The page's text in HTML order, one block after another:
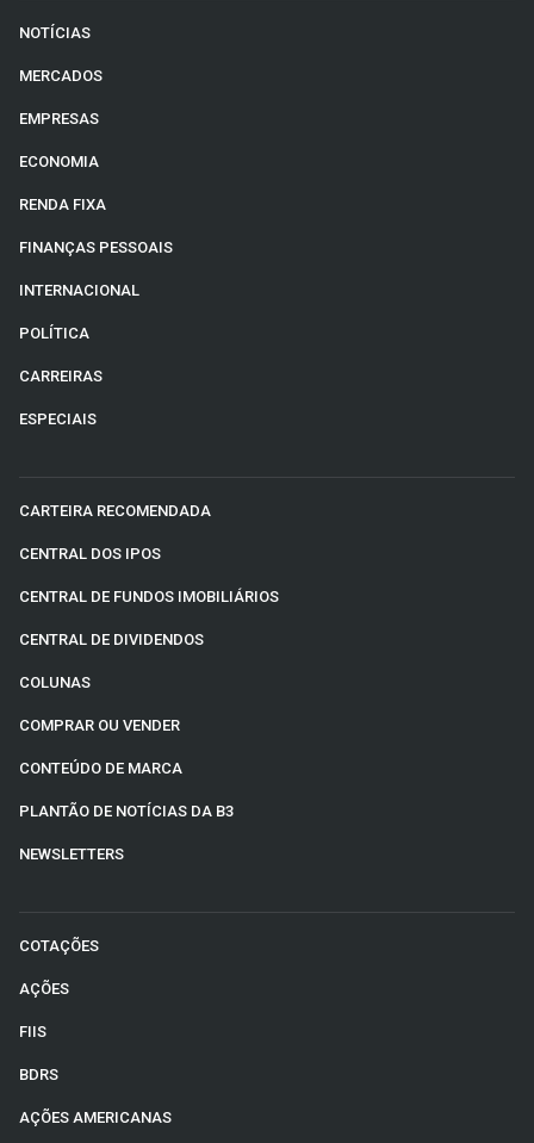
NOTÍCIAS
MERCADOS
EMPRESAS
ECONOMIA
RENDA FIXA
FINANÇAS PESSOAIS
INTERNACIONAL
POLÍTICA
CARREIRAS
ESPECIAIS
CARTEIRA RECOMENDADA
CENTRAL DOS IPOS
CENTRAL DE FUNDOS IMOBILIÁRIOS
CENTRAL DE DIVIDENDOS
COLUNAS
COMPRAR OU VENDER
CONTEÚDO DE MARCA
PLANTÃO DE NOTÍCIAS DA B3
NEWSLETTERS
COTAÇÕES
AÇÕES
FIIS
BDRS
AÇÕES AMERICANAS